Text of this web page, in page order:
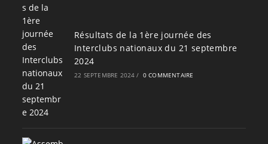
Résultats de la 1ère journée des
Interclubs nationaux du 21 septembre
2024
22 SEPTEMBRE 2024 / 0 COMMENTAIRE